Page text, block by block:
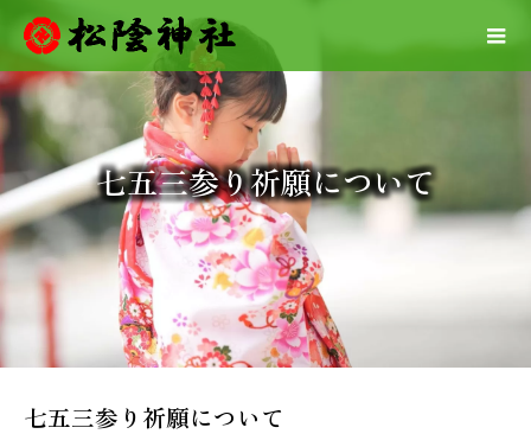
七五三参り祈願について
七五三参り祈願について